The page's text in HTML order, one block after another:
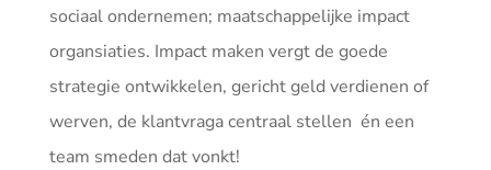
sociaal ondernemen; maatschappelijke impact
organsiaties. Impact maken vergt de goede
strategie ontwikkelen, gericht geld verdienen of
werven, de klantvraga centraal stellen én een
team smeden dat vonkt!